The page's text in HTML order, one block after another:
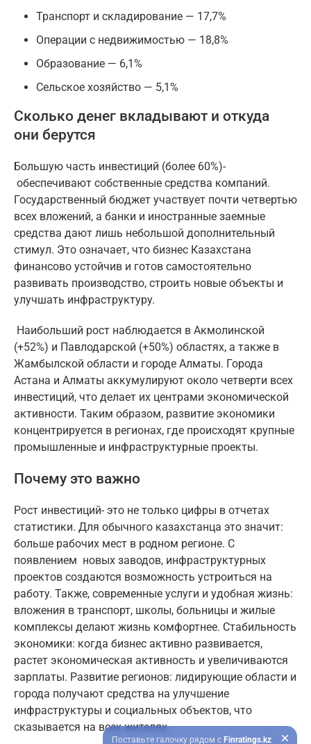
Транспорт и складирование — 17,7%
Операции с недвижимостью — 18,8%
Образование — 6,1%
Сельское хозяйство — 5,1%
Сколько денег вкладывают и откуда
они берутся
Большую часть инвестиций (более 60%)-
обеспечивают собственные средства компаний.
Государственный бюджет участвует почти четвертью
всех вложений, а банки и иностранные заемные
средства дают лишь небольшой дополнительный
стимул. Это означает, что бизнес Казахстана
финансово устойчив и готов самостоятельно
развивать производство, строить новые объекты и
улучшать инфраструктуру.
Наибольший рост наблюдается в Акмолинской
(+52%) и Павлодарской (+50%) областях, а также в
Жамбылской области и городе Алматы. Города
Астана и Алматы аккумулируют около четверти всех
инвестиций, что делает их центрами экономической
активности. Таким образом, развитие экономики
концентрируется в регионах, где происходят крупные
промышленные и инфраструктурные проекты.
Почему это важно
Рост инвестиций- это не только цифры в отчетах
статистики. Для обычного казахстанца это значит:
больше рабочих мест в родном регионе. С
появлением новых заводов, инфраструктурных
проектов создаются возможность устроиться на
работу. Также, современные услуги и удобная жизнь:
вложения в транспорт, школы, больницы и жилые
комплексы делают жизнь комфортнее. Стабильность
экономики: когда бизнес активно развивается,
растет экономическая активность и увеличиваются
зарплаты. Развитие регионов: лидирующие области и
города получают средства на улучшение
инфраструктуры и социальных объектов, что
сказывается на всех жителях.
Поставьте галочку рядом с Finratings.kz